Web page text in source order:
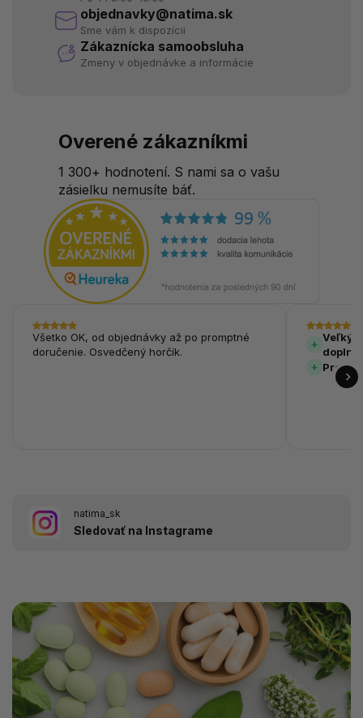
objednavky@natima.sk
Sme vám k dispozícii
Zákaznícka samoobsluha
Zmeny v objednávke a informácie
Overené zákazníkmi
1 300+ hodnotení. S nami sa o vašu
zásielku nemusíte báť.
Všetko OK, od objednávky až po promptné
doručenie. Osvedčený horčík.
Veľký
natima_sk
Sledovať na Instagrame